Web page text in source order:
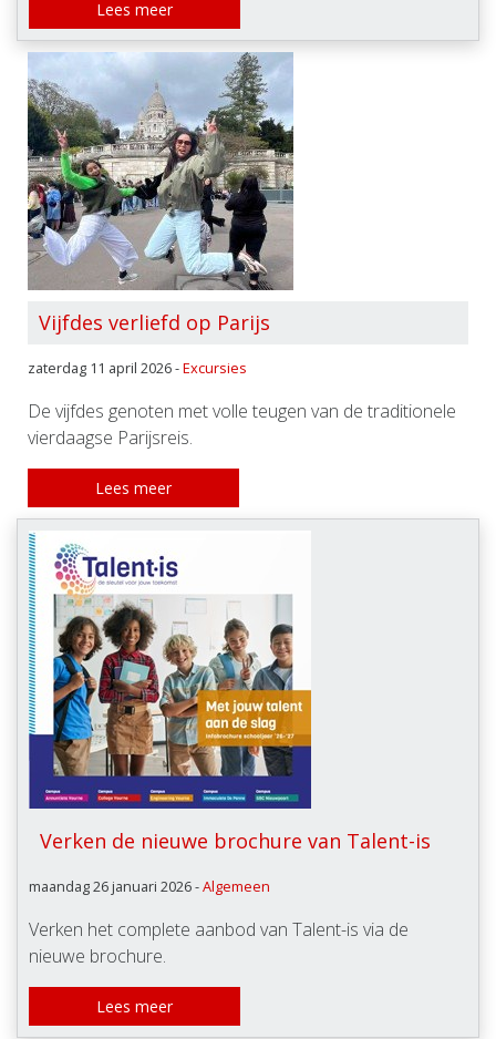
Lees meer
Vijfdes verliefd op Parijs
zaterdag 11 april 2026 -Excursies
De vijfdes genoten met volle teugen van de traditionele
vierdaagse Parijsreis.
Lees meer
Verken de nieuwe brochure van Talent-is
maandag 26 januari 2026 -Algemeen
Verken het complete aanbod van Talent-is via de
nieuwe brochure.
Lees meer